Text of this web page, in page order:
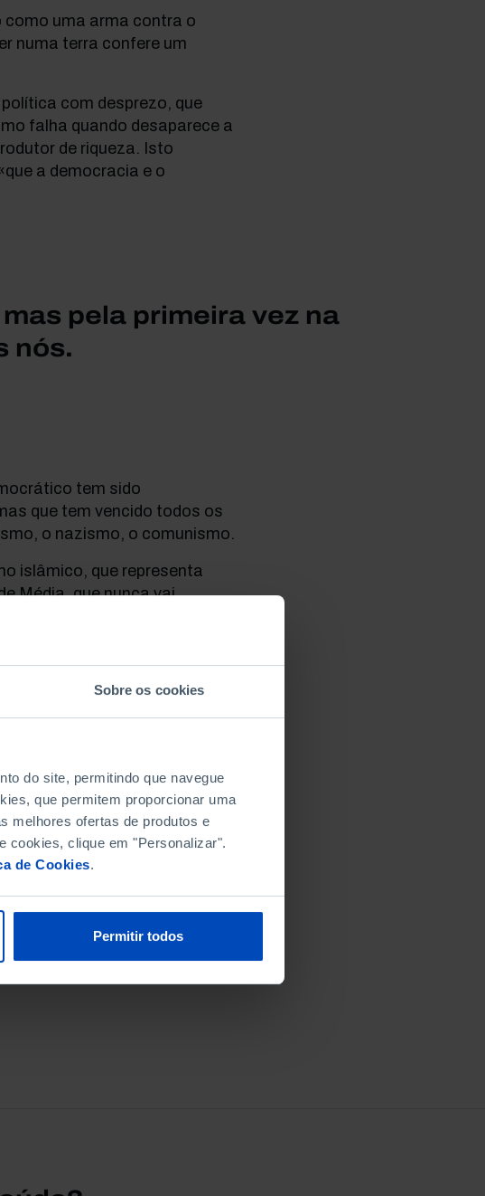
Sobre os cookies
do site, permitindo que navegue
que permitem proporcionar uma
melhores ofertas de produtos e
cookies, clique em "Personalizar".
de Cookies.
Permitir todos
uma arma contra o
numa terra confere um
com desprezo, que
falha quando desaparece a
de riqueza. Isto
a democracia e o
pela primeira vez na
nós.
tem sido
que tem vencido todos os
o nazismo, o comunismo.
islâmico, que representa
Média, que nunca vai
deixou uma nova mensagem
«O mundo anda muito mal,
nós.»
da Literaturaaqui .